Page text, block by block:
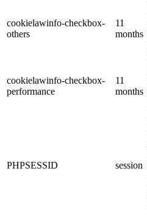
cookielawinfo-checkbox-
others
11
months
cookielawinfo-checkbox-
performance
11
months
PHPSESSID session